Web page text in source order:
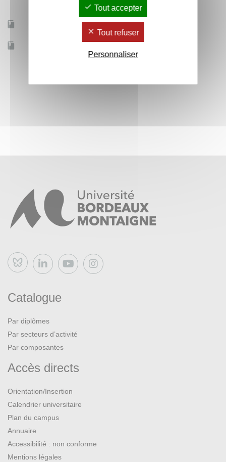
Mobilité d'études Non
Bluesky
Catalogue
Par diplômes
Par secteurs d’activité
Par composantes
Accès directs
Orientation/Insertion
Calendrier universitaire
Plan du campus
Annuaire
Accessibilité : non conforme
Mentions légales
Tout accepter
Tout refuser
Personnaliser